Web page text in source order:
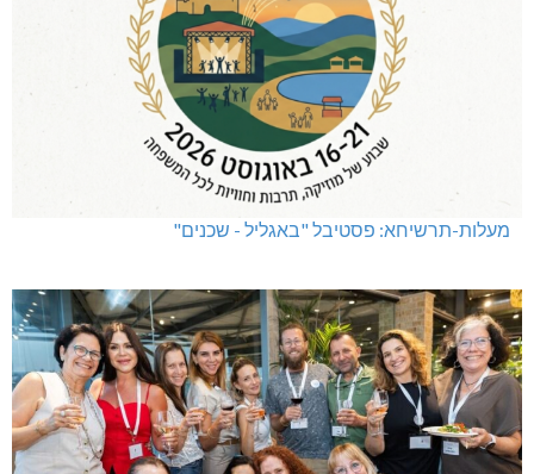
מעלות-תרשיחא: פסטיבל "באגליל - שכנים"